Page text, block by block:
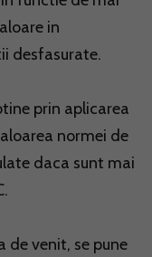
in
desfasurate.
prin aplicarea
normei de
daca sunt mai
de venit, se pune